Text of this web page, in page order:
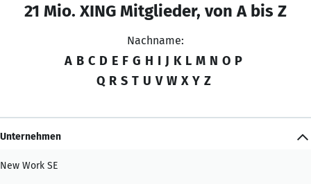
21 Mio. XING Mitglieder, von A bis Z
Nachname:
A B C D E F G H I J K L M N O P
Q R S T U V W X Y Z
Unternehmen
New Work SE